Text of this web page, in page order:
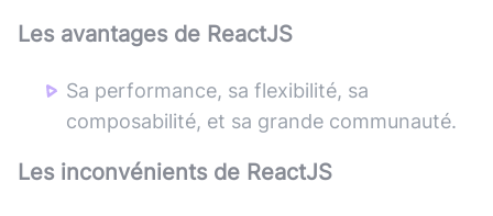
Les avantages de ReactJS
Sa performance, sa flexibilité, sa
composabilité, et sa grande communauté.
Les inconvénients de ReactJS